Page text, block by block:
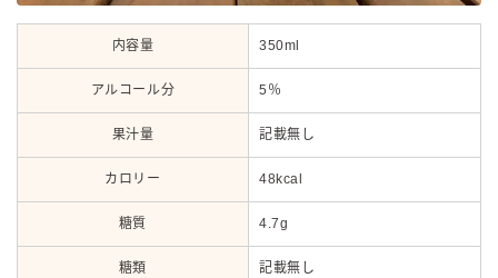
内容量 350ml
アルコール分 5％
果汁量 記載無し
カロリー 48kcal
糖質 4.7g
糖類 記載無し